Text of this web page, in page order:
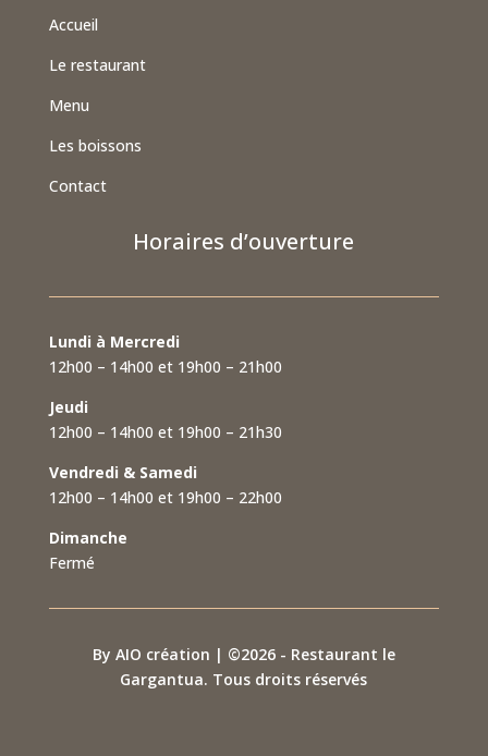
Accueil
Le restaurant
Menu
Les boissons
Contact
Horaires d’ouverture
Lundi à Mercredi
12h00 – 14h00 et 19h00 – 21h00
Jeudi
12h00 – 14h00 et 19h00 – 21h30
Vendredi & Samedi
12h00 – 14h00 et 19h00 – 22h00
Dimanche
Fermé
By AIO création | ©2026 - Restaurant le
Gargantua. Tous droits réservés